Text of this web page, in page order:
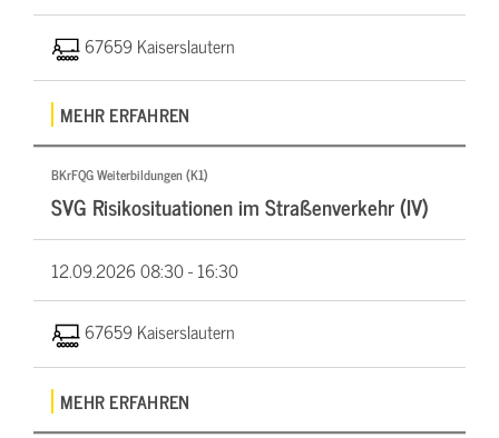
67659 Kaiserslautern
MEHR ERFAHREN
BKrFQG Weiterbildungen (K1)
SVG Risikosituationen im Straßenverkehr (IV)
12.09.202608:30 - 16:30
67659 Kaiserslautern
MEHR ERFAHREN